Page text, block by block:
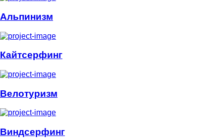
Альпинизм
Кайтсерфинг
Велотуризм
Виндсерфинг